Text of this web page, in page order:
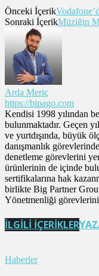
Önceki İçerik
Sonraki İçerikMüziğin
Arda Meriç
https://bipago.com
Kendisi 1998 yılından
bulunmaktadır. Geçen
ve yurtdışında, büyük
danışmanlık
denetleme görevlerini
ürünlerinin de içinde
sertifikalarına hak
birlikte Big Partner
Yönetmenliği
İLGİLİ İÇERİKLER
Haberler